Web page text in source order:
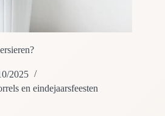
2025
en eindejaarsfeesten